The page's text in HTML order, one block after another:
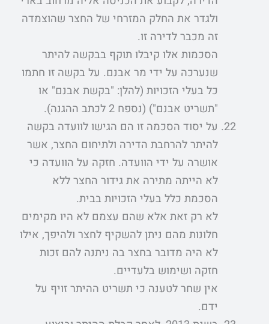
ולגדר את החלק המזרחי של החצר שהוצמדה
זה מכבר לדירה זו.
הסכמות אלו קיבלו תוקף בבקשה להיתר
שנערכה על ידי מר אבנם. על בקשה זו חתמו
כל בעלי הזכויות (להלן: "בקשת אבנם" או
"תשריט אבנם") (נספח 2 לכתב ההגנה).
על יסוד הסכמה זו הם הגישו לוועדה בקשה
להיתר להרחבת הדירה ולתיחום החצר, אשר
אושרה על ידי הוועדה. חזקה על הוועדה כי
לא הייתה מתירה את גידור החצר ללא
הסכמת כלל בעלי הזכויות בבית.
לא רק זאת אלא שהם עצמם לא היו מקימים
חלונות מהם ניתן להשקיף לחצר ולהיפך, אילו
לא היה מדובר בחצר בה ניתנה להם זכות
חזקה ושימוש בלעדיים.
אין שחר לטענה כי תשריט ההיתר זויף על
ידם.